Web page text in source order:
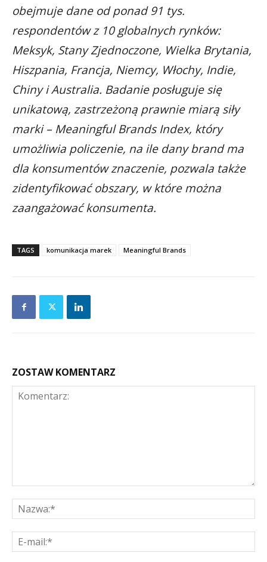
obejmuje dane od ponad 91 tys.
respondentów z 10 globalnych rynków:
Meksyk, Stany Zjednoczone, Wielka Brytania,
Hiszpania, Francja, Niemcy, Włochy, Indie,
Chiny i Australia. Badanie posługuje się
unikatową, zastrzeżoną prawnie miarą siły
marki – Meaningful Brands Index, który
umożliwia policzenie, na ile dany brand ma
dla konsumentów znaczenie, pozwala także
zidentyfikować obszary, w które można
zaangażować konsumenta.
TAGS komunikacja marek Meaningful Brands
ZOSTAW KOMENTARZ